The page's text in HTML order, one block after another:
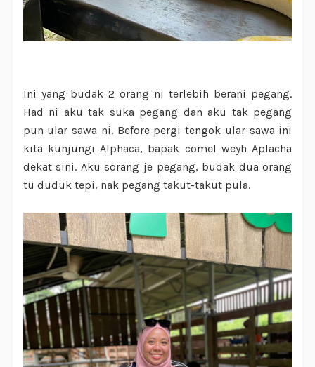
Ini yang budak 2 orang ni terlebih berani pegang.
Had ni aku tak suka pegang dan aku tak pegang
pun ular sawa ni. Before pergi tengok ular sawa ini
kita kunjungi Alphaca, bapak comel weyh Aplacha
dekat sini. Aku sorang je pegang, budak dua orang
tu duduk tepi, nak pegang takut-takut pula.